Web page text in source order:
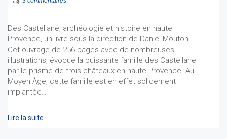
Des Castellane, archéologie et histoire en haute
Provence, un livre sous la direction de Daniel Mouton.
Cet ouvrage de 256 pages avec de nombreuses
illustrations, évoque la puissante famille des Castellane
par le prisme de trois châteaux en haute Provence. Au
Moyen Âge, cette famille est en effet solidement
implantée…
Lire la suite …